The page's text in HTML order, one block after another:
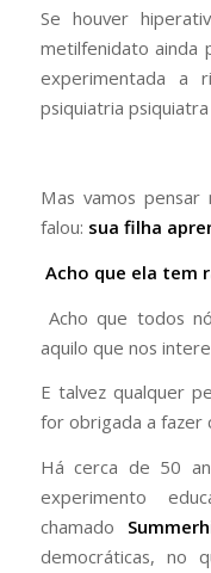
Se houver
metilfenidato ainda
experimentada a
psiquiatria
Mas vamos
falou: sua filha
Acho que ela tem
Acho que todos
aquilo que nos
E talvez qualquer
for obrigada a fazer
Há cerca de 50
experimento
chamado
democráticas, no